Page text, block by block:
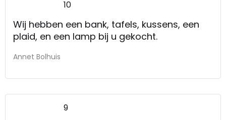
10
Wij hebben een bank, tafels, kussens, een
plaid, en een lamp bij u gekocht.
Annet Bolhuis
9